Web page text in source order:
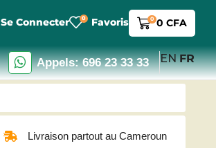
Se Connecter 0 Favoris 0 0 CFA
Appels: 696 23 33 33 EN FR
Livraison partout au Cameroun